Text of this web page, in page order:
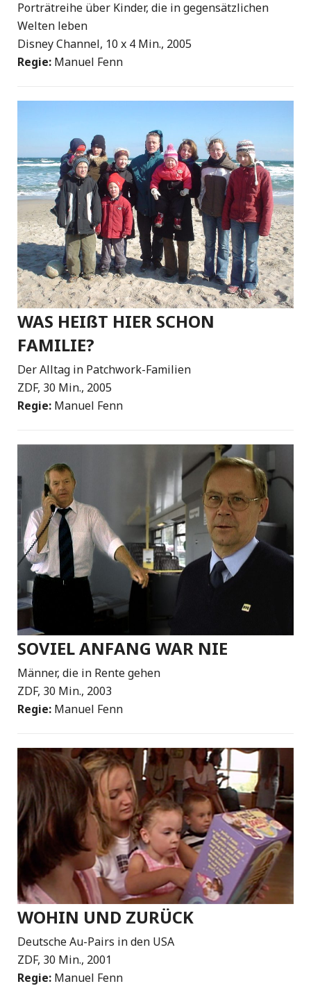
Porträtreihe über Kinder, die in gegensätzlichen
Welten leben
Disney Channel, 10 x 4 Min., 2005
Regie: Manuel Fenn
WAS HEIßT HIER SCHON
FAMILIE?
Der Alltag in Patchwork-Familien
ZDF, 30 Min., 2005
Regie: Manuel Fenn
SOVIEL ANFANG WAR NIE
Männer, die in Rente gehen
ZDF, 30 Min., 2003
Regie: Manuel Fenn
WOHIN UND ZURÜCK
Deutsche Au-Pairs in den USA
ZDF, 30 Min., 2001
Regie: Manuel Fenn